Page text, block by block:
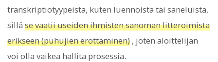
transkriptiotyypeistä, kuten luennoista tai saneluista,
sillä se vaatii useiden ihmisten sanoman litteroimista
erikseen (puhujien erottaminen) , joten aloittelijan
voi olla vaikea hallita prosessia.